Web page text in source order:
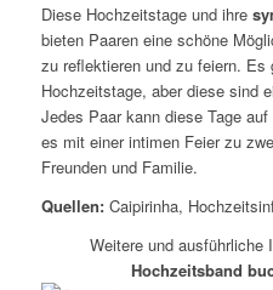
Diese Hochzeitstage und ihre
bieten Paaren eine schöne
zu reflektieren und zu feiern. Es
Hochzeitstage, aber diese sind
Jedes Paar kann diese Tage
es mit einer intimen Feier zu
Freunden und Familie.
Quellen: Caipirinha,
Weitere und ausführliche
Hochzeitsband